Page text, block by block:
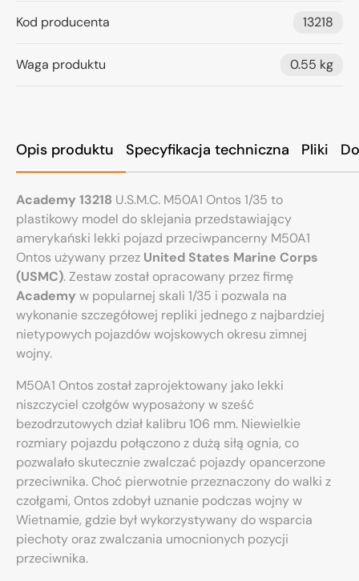
Opis produktu Specyfikacja techniczna Pliki
Academy 13218 U.S.M.C. M50A1 Ontos 1/35 to
plastikowy model do sklejania przedstawiający
amerykański lekki pojazd przeciwpancerny M50A1
Ontos używany przez United States Marine Corps
(USMC). Zestaw został opracowany przez firmę
Academy w popularnej skali 1/35 i pozwala na
wykonanie szczegółowej repliki jednego z najbardziej
nietypowych pojazdów wojskowych okresu zimnej
wojny.
M50A1 Ontos został zaprojektowany jako lekki
niszczyciel czołgów wyposażony w sześć
bezodrzutowych dział kalibru 106 mm. Niewielkie
rozmiary pojazdu połączono z dużą siłą ognia, co
pozwalało skutecznie zwalczać pojazdy opancerzone
przeciwnika. Choć pierwotnie przeznaczony do walki z
czołgami, Ontos zdobył uznanie podczas wojny w
Wietnamie, gdzie był wykorzystywany do wsparcia
piechoty oraz zwalczania umocnionych pozycji
przeciwnika.
Kod producenta 13218
Waga produktu 0.55 kg